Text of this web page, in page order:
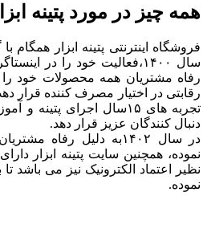
همه چیز در مورد پتینه
فروشگاه اینترنتی پتینه ابزار همگام
سال ۱۴۰۰،فعالیت خود را در
رفاه مشتریان همه محصولات خود را
رقابتی در اختیار مصرف کننده
تجربه های ۱۵سال اجرای
دنبال کنندگان عزیز قرار دهد.
در سال ۱۴۰۲به دلیل رفاه
نموده، همچنین سایت پتینه ابزار
نظیر اعتماد الکترونیک نیز می باشد
نموده.